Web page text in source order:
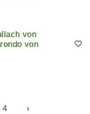
von
von
4 ›